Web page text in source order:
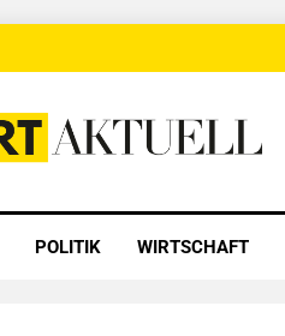
Aktuell
POLITIK WIRTSCHAFT